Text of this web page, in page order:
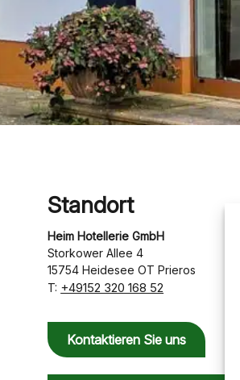
Standort
Heim Hotellerie GmbH
Storkower Allee 4
15754 Heidesee OT Prieros
T: +49152 320 168 52
Kontaktieren Sie uns